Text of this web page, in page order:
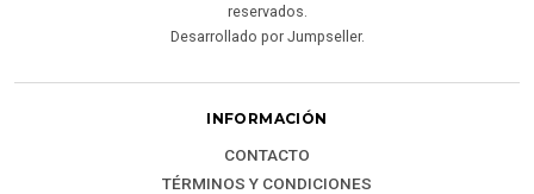
reservados.
Desarrollado por Jumpseller.
INFORMACIÓN
CONTACTO
TÉRMINOS Y CONDICIONES